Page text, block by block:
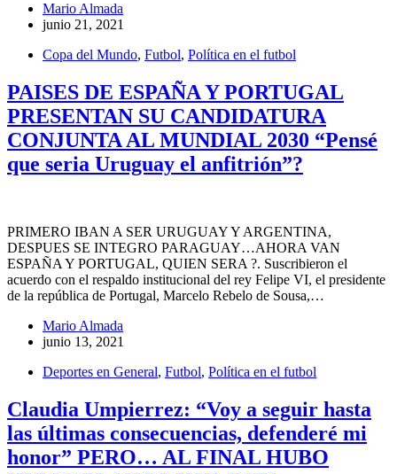
Mario Almada
junio 21, 2021
Copa del Mundo, Futbol, Política en el futbol
PAISES DE ESPAÑA Y PORTUGAL
PRESENTAN SU CANDIDATURA
CONJUNTA AL MUNDIAL 2030 “Pensé
que seria Uruguay el anfitrión”?
PRIMERO IBAN A SER URUGUAY Y ARGENTINA,
DESPUES SE INTEGRO PARAGUAY…AHORA VAN
ESPAÑA Y PORTUGAL, QUIEN SERA ?. Suscribieron el
acuerdo con el respaldo institucional del rey Felipe VI, el presidente
de la república de Portugal, Marcelo Rebelo de Sousa,…
Mario Almada
junio 13, 2021
Deportes en General, Futbol, Política en el futbol
Claudia Umpierrez: “Voy a seguir hasta
las últimas consecuencias, defenderé mi
honor” PERO… AL FINAL HUBO